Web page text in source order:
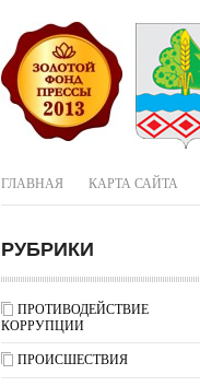
ГЛАВНАЯ КАРТА САЙТА
РУБРИКИ
ПРОТИВОДЕЙСТВИЕ
КОРРУПЦИИ
ПРОИСШЕСТВИЯ